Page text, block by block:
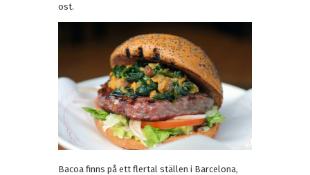
ost.
Bacoa finns på ett flertal ställen i Barcelona,